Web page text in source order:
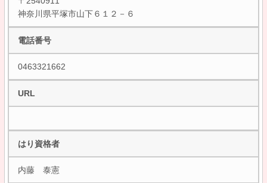
神奈川県平塚市山下６１２－６
電話番号
0463321662
URL
はり資格者
内藤 泰憲